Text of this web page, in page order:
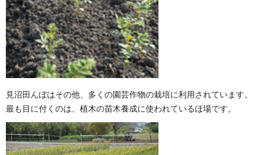
見沼田んぼはその他、多くの園芸作物の栽培に利用されています。
最も目に付くのは、植木の苗木養成に使われているほ場です。